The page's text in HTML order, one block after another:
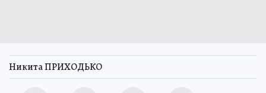
Никита ПРИХОДЬКО